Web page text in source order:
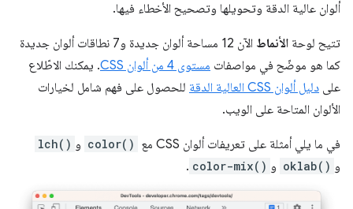
ألوان عالية الدقة وتحويلها وتصحيح الأخطاء فيها.
تتيح لوحة الأنماط
الآن 12 مساحة ألوان جديدة و7 نطاقات ألوان جديدة
كما هو موضّح في مواصفات مستوى 4 من ألوان CSS
. يمكنك الاطّلاع
على دليل ألوان CSS العالية الدقة
للحصول على فهم شامل لخيارات
الألوان المتاحة على الويب.
في ما يلي أمثلة على تعريفات ألوان CSS مع color() و lch()
و oklab() و color-mix()
.